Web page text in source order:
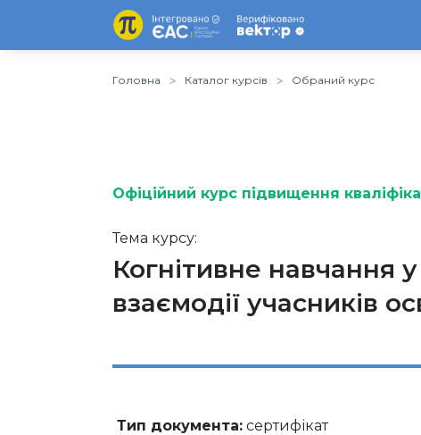
Головна Каталог курсів Обраний курс
Офіційний курс підвищення
Тема курсу:
Когнітивне навчання
взаємодії учасників
Тип документа: сертифікат